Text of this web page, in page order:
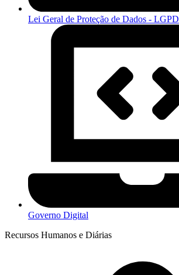
Lei Geral de Proteção de Dados - LGPD
Governo Digital
Recursos Humanos e Diárias